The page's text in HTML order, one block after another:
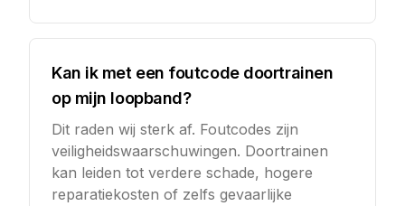
Kan ik met een foutcode doortrainen
op mijn loopband?
Dit raden wij sterk af. Foutcodes zijn
veiligheidswaarschuwingen. Doortrainen
kan leiden tot verdere schade, hogere
reparatiekosten of zelfs gevaarlijke